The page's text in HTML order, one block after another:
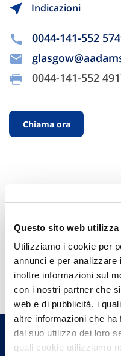
Questo sito web utilizza
Utilizziamo i cookie per
annunci e per
inoltre informazioni sul
con i nostri partner che
web e di pubblicità, i
altre informazioni che ha
dal suo utilizzo dei loro
quali cookie utilizziamo
Indicazioni
0044-141-552
0044-141-552
Chiama ora
Hai
Trova l'Agenzia
un nostro Agente.